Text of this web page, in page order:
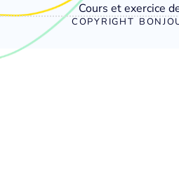
Cours et exercice
COPYRIGHT